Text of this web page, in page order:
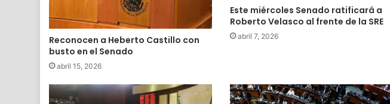
Reconocen a Heberto Castillo con
busto en el Senado
abril 15, 2026
Este miércoles Senado ratificará a
Roberto Velasco al frente de la SRE
abril 7, 2026